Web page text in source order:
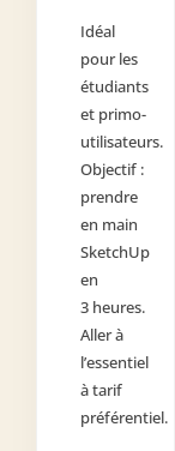
Idéal
pour les
étudiants
et primo-
utilisateurs.
Objectif :
prendre
en main
SketchUp
en
3 heures.
Aller à
l’essentiel
à tarif
préférentiel.